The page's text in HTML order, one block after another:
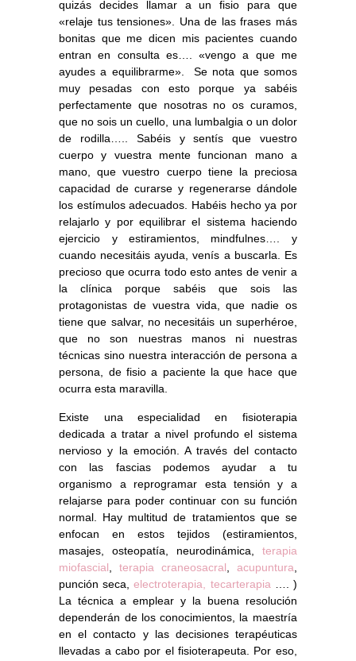
quizás decides llamar a un fisio para que
«relaje tus tensiones». Una de las frases más
bonitas que me dicen mis pacientes cuando
entran en consulta es…. «vengo a que me
ayudes a equilibrarme». Se nota que somos
muy pesadas con esto porque ya sabéis
perfectamente que nosotras no os curamos,
que no sois un cuello, una lumbalgia o un dolor
de rodilla….. Sabéis y sentís que vuestro
cuerpo y vuestra mente funcionan mano a
mano,que vuestro cuerpo tiene la preciosa
capacidad de curarse y regenerarse dándole
los estímulos adecuados . Habéis hecho ya por
relajarlo y por equilibrar el sistema haciendo
ejercicio y estiramientos, mindfulnes…. y
cuando necesitáis ayuda, venís a buscarla. Es
precioso que ocurra todo esto antes de venir a
la clínica porque sabéis que sois las
protagonistas de vuestra vida, que nadie os
tiene que salvar, no necesitáis un superhéroe,
que no son nuestras manos ni nuestras
técnicas sino nuestra interacción de persona a
persona, de fisio a paciente la que hace que
ocurra esta maravilla.
Existe una especialidad en fisioterapia
dedicada a tratar a nivel profundo el sistema
nervioso y la emoción. A través del contacto
con las fascias podemos ayudar a tu
organismo a reprogramar esta tensión y a
relajarse para poder continuar con su función
normal. Hay multitud de tratamientos que se
enfocan en estos tejidos (estiramientos,
masajes, osteopatía, neurodinámica, terapia
miofascial
terapia craneosacral acupuntura
punción seca,electroterapia, tecarterapia
…. )
La técnica a emplear y la buena resolución
dependerán de los conocimientos, la maestría
en el contacto y las decisiones terapéuticas
llevadas a cabo por el fisioterapeuta. Por eso,